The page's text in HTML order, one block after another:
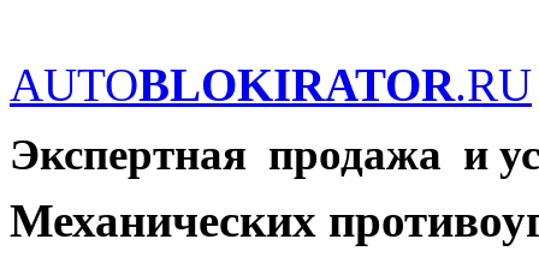
AUTOBLOKIRATOR.RU
Экспертная продажа и
Механических